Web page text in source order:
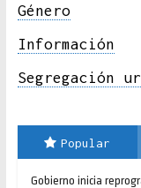
Género
Información
Segregación
Popular
Gobierno inicia